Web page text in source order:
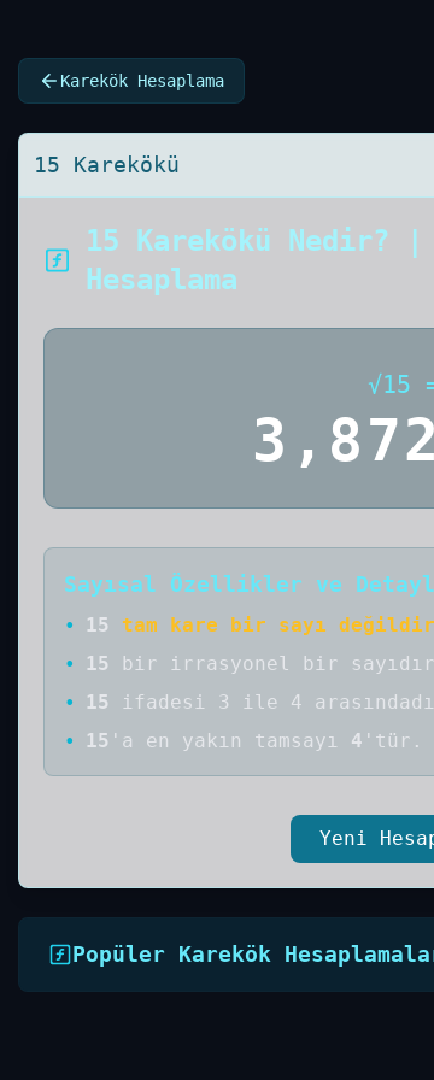
Karekök Hesaplama
15 Karekökü
15 Karekökü Nedir? |
Hesaplama
√15
Sayısal Özellikler ve
• 15 tam kare bir sayı değildir
•
15 bir irrasyonel bir sayıdır
•
15
ifadesi 3 ile 4
•
15 'a en yakın tamsayı 4 'tür.
Yeni
Popüler Karekök